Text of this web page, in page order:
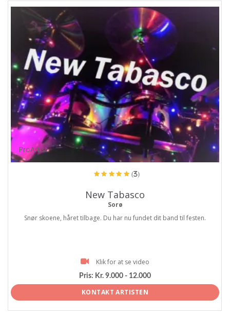
ProArtist
(3)
New Tabasco
Sorø
Snør skoene, håret tilbage. Du har nu fundet dit band til festen.
Klik for at se video
Pris: Kr. 9.000 - 12.000
KONTAKT ARTISTEN